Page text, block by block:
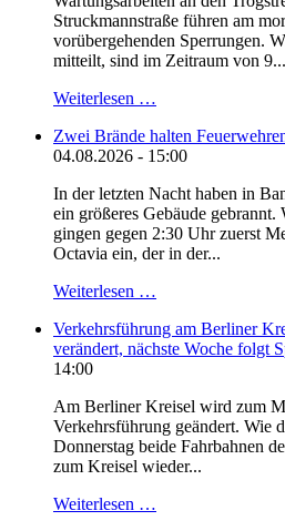
Struckmannstraße führen am
vorübergehenden Sperrungen.
mitteilt, sind im Zeitraum von 9...
Weiterlesen …
Zwei Brände halten
04.08.2026 - 15:00
In der letzten Nacht haben in
ein größeres Gebäude
gingen gegen 2:30 Uhr zuerst
Octavia ein, der in der...
Weiterlesen …
Verkehrsführung am Berliner
verändert, nächste Woche folgt
14:00
Am Berliner Kreisel wird zum
Verkehrsführung geändert. Wie
Donnerstag beide Fahrbahnen
zum Kreisel wieder...
Weiterlesen …